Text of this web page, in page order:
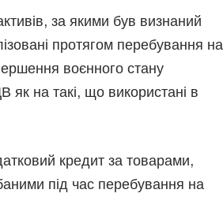
за якими був визнаний
протягом перебування на
воєнного стану
як на такі, що використані в
кредит за товарами,
під час перебування на